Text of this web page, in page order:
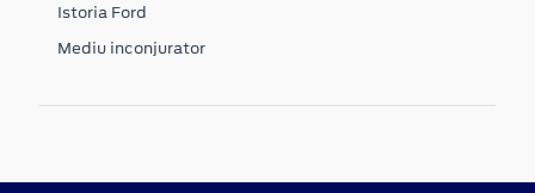
Istoria Ford
Mediu inconjurator